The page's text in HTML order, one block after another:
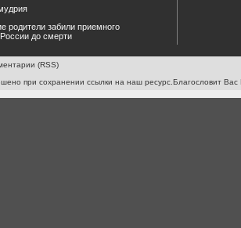
родители забили приемного
до смерти
(RSS)
при сохранении ссылки на наш ресурс.Благословит Вас